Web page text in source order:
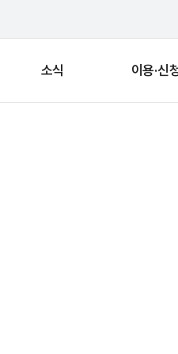
소식 이용·신